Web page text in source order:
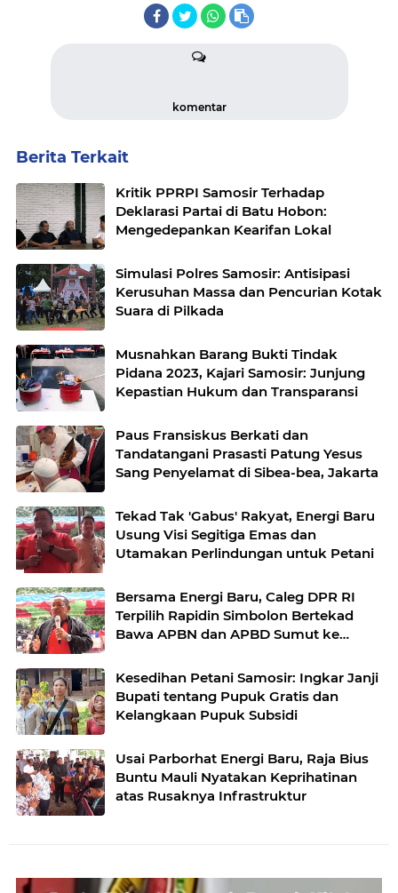
komentar
Berita Terkait
Kritik PPRPI Samosir Terhadap
Deklarasi Partai di Batu Hobon:
Mengedepankan Kearifan Lokal
Simulasi Polres Samosir: Antisipasi
Kerusuhan Massa dan Pencurian Kotak
Suara di Pilkada
Musnahkan Barang Bukti Tindak
Pidana 2023, Kajari Samosir: Junjung
Kepastian Hukum dan Transparansi
Paus Fransiskus Berkati dan
Tandatangani Prasasti Patung Yesus
Sang Penyelamat di Sibea-bea, Jakarta
Tekad Tak 'Gabus' Rakyat, Energi Baru
Usung Visi Segitiga Emas dan
Utamakan Perlindungan untuk Petani
Bersama Energi Baru, Caleg DPR RI
Terpilih Rapidin Simbolon Bertekad
Bawa APBN dan APBD Sumut ke
Kesedihan Petani Samosir: Ingkar Janji
Bupati tentang Pupuk Gratis dan
Kelangkaan Pupuk Subsidi
Usai Parborhat Energi Baru, Raja Bius
Buntu Mauli Nyatakan Keprihatinan
atas Rusaknya Infrastruktur